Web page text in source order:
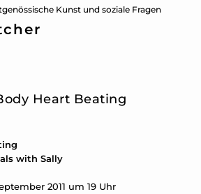
Kunst und soziale Fragen
Heart Beating
with Sally
2011 um 19 Uhr